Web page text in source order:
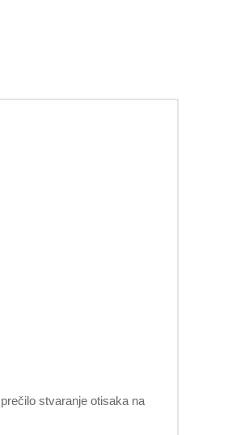
stvaranje otisaka na